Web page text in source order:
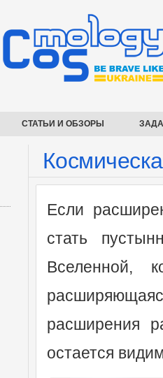
СТАТЬИ И ОБЗОРЫ
Если
стать
Вселенной,
расширения
остается